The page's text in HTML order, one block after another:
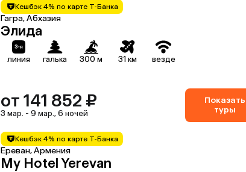
Кешбэк 4% по карте Т-Банка
Гагра, Абхазия
Элида
линия галька 300 м 31 км везде
от 141 852 ₽
3 мар. - 9 мар., 6 ночей
Показать
туры
Кешбэк 4% по карте Т-Банка
Ереван, Армения
My Hotel Yerevan